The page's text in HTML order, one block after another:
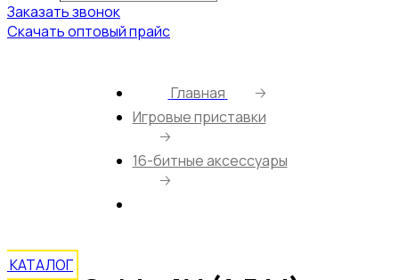
Заказать звонок
Скачать оптовый прайс
Главная
🡢
Игровые приставки
🡢
16-битные аксессуары
🡢
КАТАЛОГ